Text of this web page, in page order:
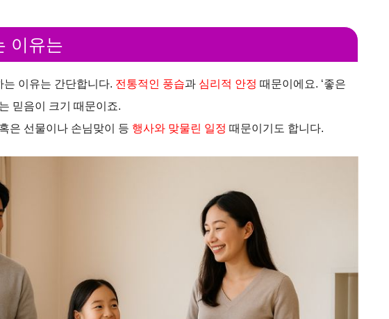
이유는
이유는 간단합니다. 전통적인 풍습과 심리적 안정 때문이에요. ‘좋은
믿음이 크기 때문이죠.
은 선물이나 손님맞이 등 행사와 맞물린 일정 때문이기도 합니다.